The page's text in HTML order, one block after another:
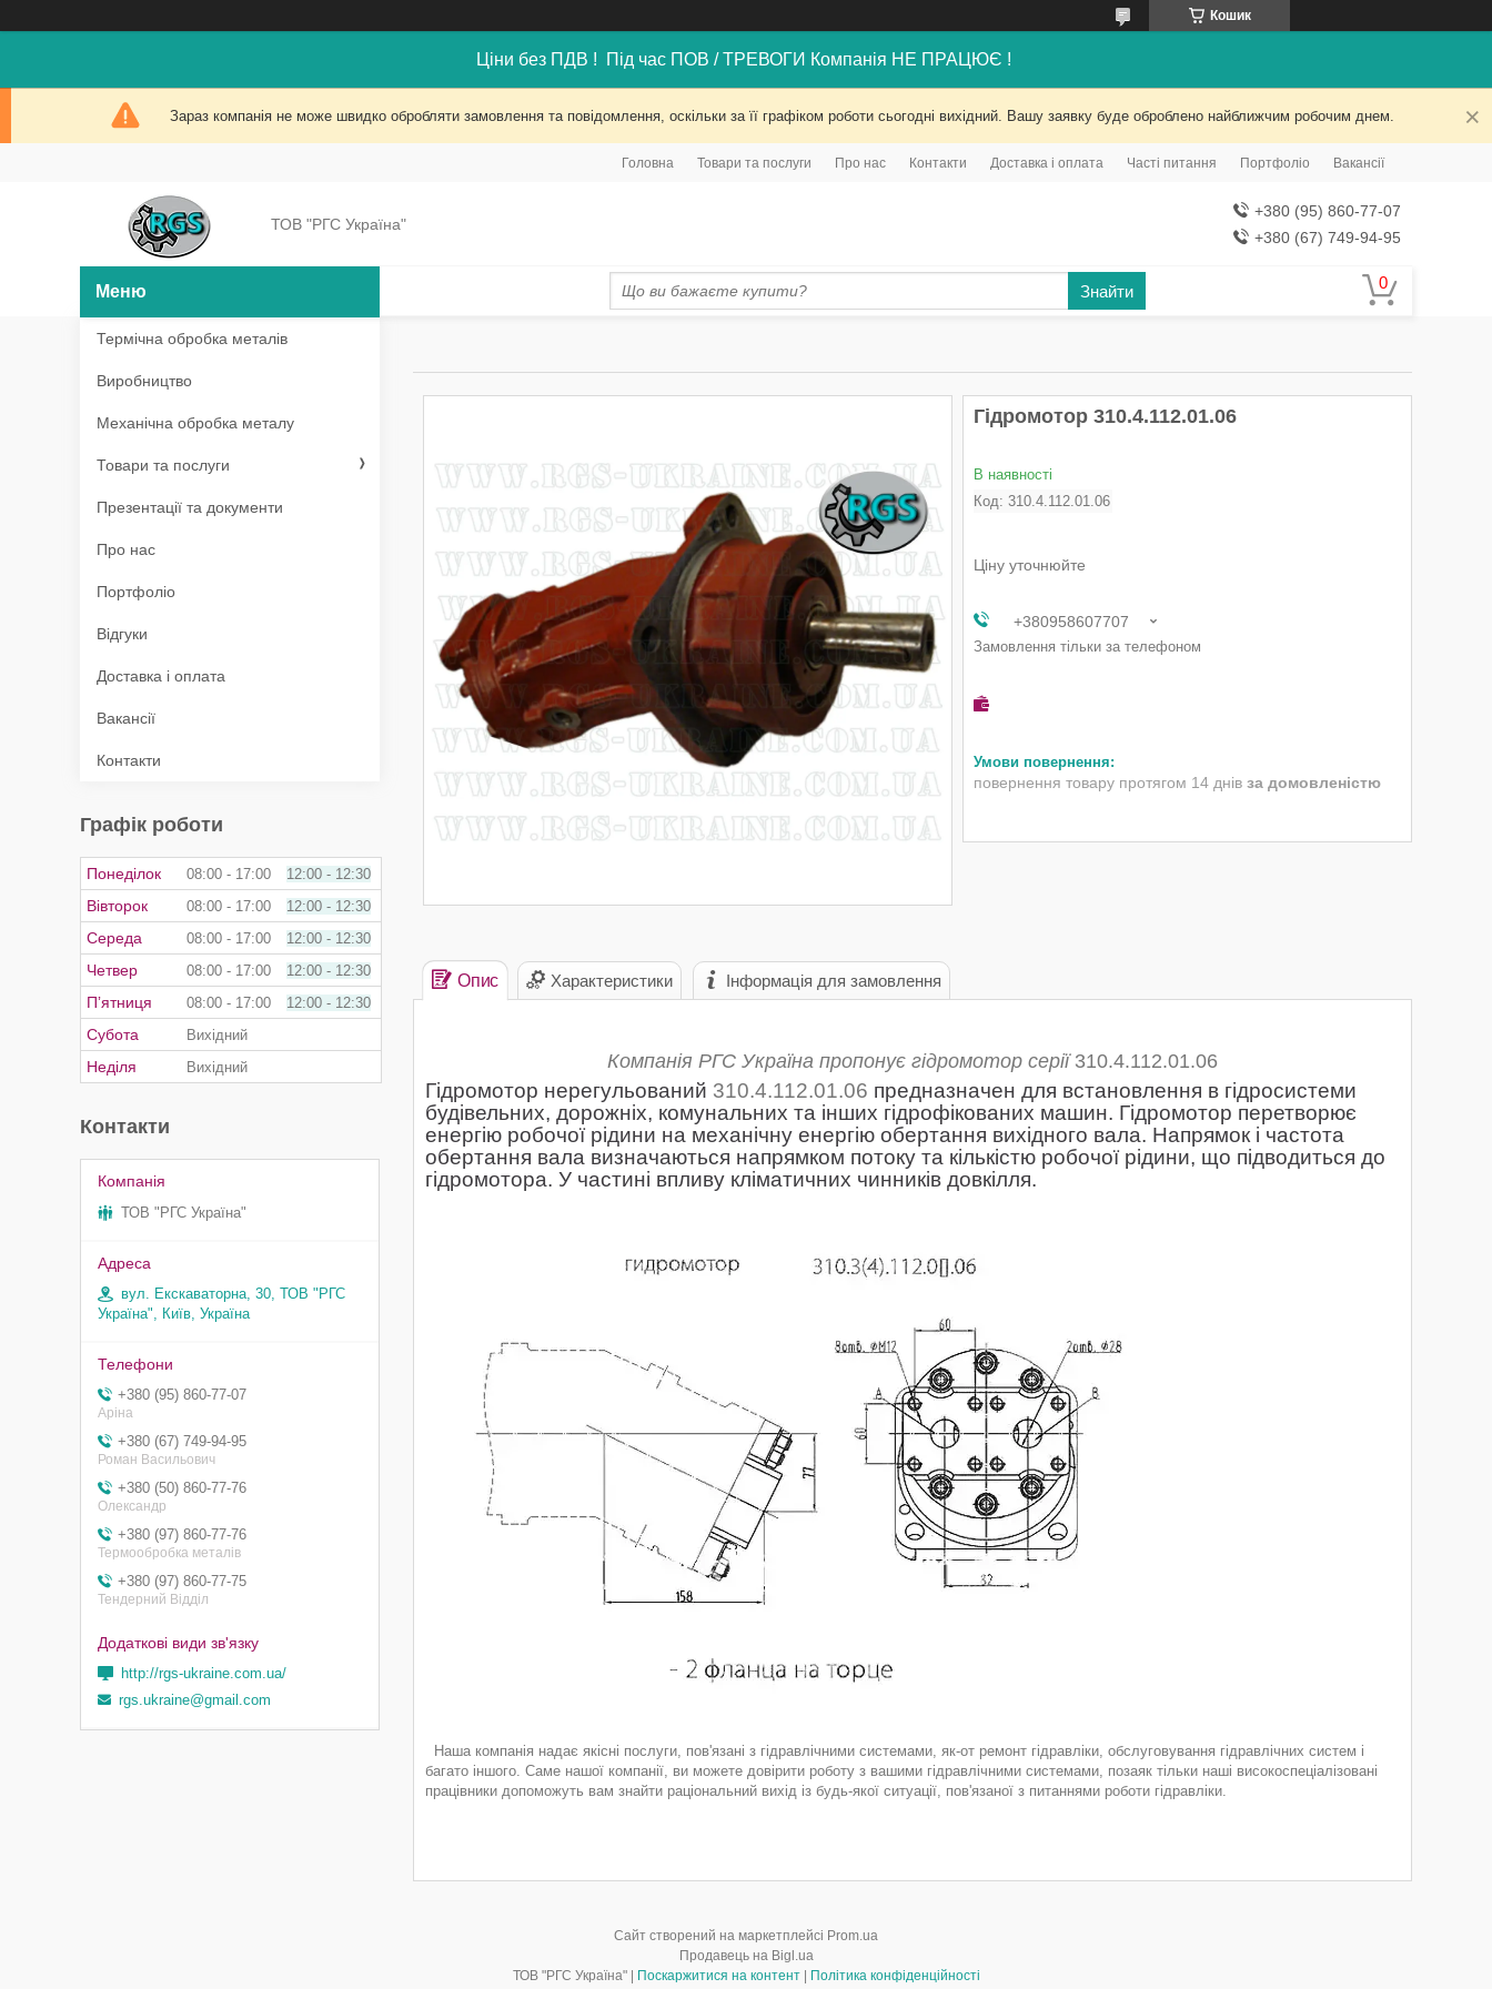
Кошик
Ціни без ПДВ ! Під час ПОВ / ТРЕВОГИ Компанія НЕ ПРАЦЮЄ !
Зараз компанія не може швидко обробляти замовлення та повідомлення, оскільки за її графіком роботи сьогодні вихідний. Вашу заявку буде оброблено найближчим робочим днем.
Головна Товари та послуги Про нас Контакти Доставка і оплата Часті питання Портфоліо Вакансії
ТОВ "РГС Україна"
+380 (95) 860-77-07
+380 (67) 749-94-95
Знайти
Гідромотор 310.4.112.01.06
В наявності
Код: 310.4.112.01.06
Ціну уточнюйте
+380958607707
Замовлення тільки за телефоном
повернення товару протягом 14 днів за домовленістю
Опис Характеристики Інформація для замовлення
Компанія РГС Україна пропонує гідромотор серії 310.4.112.01.06
Гідромотор нерегульований 310.4.112.01.06 предназначен для встановлення в гідросистеми
будівельних, дорожніх, комунальних та інших гідрофікованих машин. Гідромотор перетворює
енергію робочої рідини на механічну енергію обертання вихідного вала. Напрямок і частота
обертання вала визначаються напрямком потоку та кількістю робочої рідини, що підводиться до
гідромотора. У частині впливу кліматичних чинників довкілля.
Наша компанія надає якісні послуги, пов'язані з гідравлічними системами, як-от ремонт гідравліки, обслуговування гідравлічних систем і
багато іншого. Саме нашої компанії, ви можете довірити роботу з вашими гідравлічними системами, позаяк тільки наші високоспеціалізовані
працівники допоможуть вам знайти раціональний вихід із будь-якої ситуації, пов'язаної з питаннями роботи гідравліки.
Термічна обробка металів
Виробництво
Механічна обробка металу
Товари та послуги
Презентації та документи
Про нас
Портфоліо
Відгуки
Доставка і оплата
Вакансії
Контакти
Графік роботи
Понеділок 08:00 17:00 12:00 12:30
Вівторок 08:00 17:00 12:00 12:30
Середа 08:00 17:00 12:00 12:30
Четвер 08:00 17:00 12:00 12:30
Пʼятниця 08:00 17:00 12:00 12:30
Субота Вихідний
Неділя Вихідний
Контакти
ТОВ "РГС Україна"
вул. Екскаваторна, 30, ТОВ "РГС
Україна", Київ, Україна
+380 (95) 860-77-07
Аріна
+380 (67) 749-94-95
Роман Васильович
+380 (50) 860-77-76
Олександр
+380 (97) 860-77-76
Термообробка металів
+380 (97) 860-77-75
Тендерний Відділ
http://rgs-ukraine.com.ua/
rgs.ukraine@gmail.com
Сайт створений на маркетплейсі Prom.ua
Продавець на Bigl.ua
Поскаржитися на контент
Політика конфіденційності